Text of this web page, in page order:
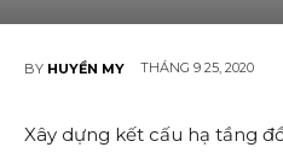
BY HUYỀN MY THÁNG 9 25, 2020
Xây dựng kết cấu hạ tầng